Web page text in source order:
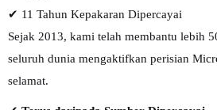
✔ 11 Tahun Kepakaran Dipercayai
Sejak 2013, kami telah membantu lebih
seluruh dunia mengaktifkan perisian
selamat.